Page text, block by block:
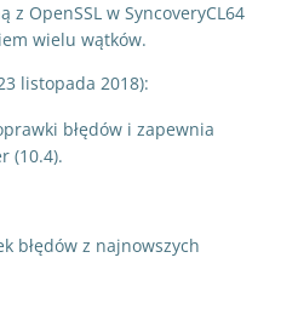
OpenSSL w SyncoveryCL64
wielu wątków.
listopada 2018):
błędów i zapewnia
(10.4).
błędów z najnowszych